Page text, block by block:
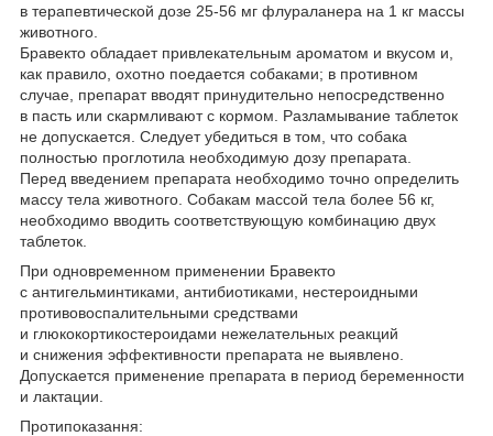
в терапевтической дозе 25-56 мг флураланера на 1 кг массы
животного.
Бравекто обладает привлекательным ароматом и вкусом и,
как правило, охотно поедается собаками; в противном
случае, препарат вводят принудительно непосредственно
в пасть или скармливают с кормом. Разламывание таблеток
не допускается. Следует убедиться в том, что собака
полностью проглотила необходимую дозу препарата.
Перед введением препарата необходимо точно определить
массу тела животного. Собакам массой тела более 56 кг,
необходимо вводить соответствующую комбинацию двух
таблеток.
При одновременном применении Бравекто
с антигельминтиками, антибиотиками, нестероидными
противовоспалительными средствами
и глюкокортикостероидами нежелательных реакций
и снижения эффективности препарата не выявлено.
Допускается применение препарата в период беременности
и лактации.
Протипоказання: